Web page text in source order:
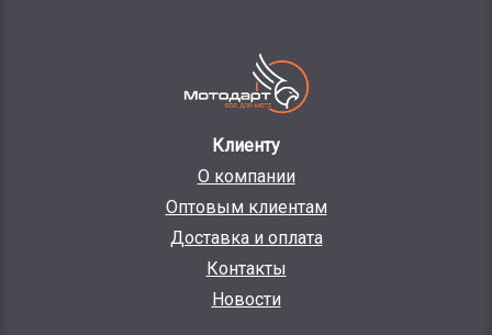
Клиенту
О компании
Оптовым клиентам
Доставка и оплата
Контакты
Новости